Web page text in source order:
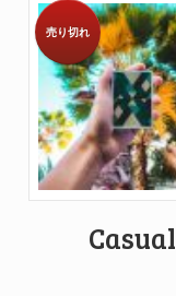
売り切れ
Casual